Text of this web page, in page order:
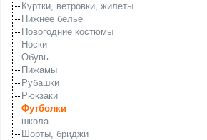
Куртки, ветровки, жилеты
Нижнее белье
Новогодние костюмы
Носки
Обувь
Пижамы
Рубашки
Рюкзаки
Футболки
школа
Шорты, бриджи